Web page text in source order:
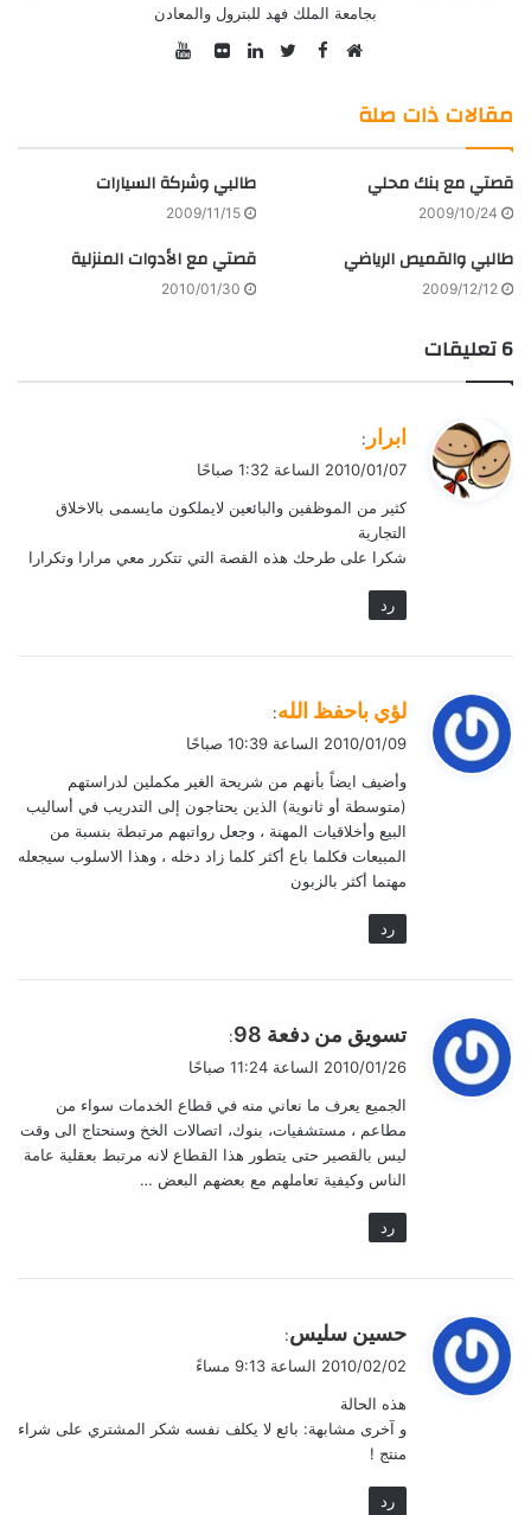
بجامعة الملك فهد للبترول والمعادن
Facebook
مقالات ذات صلة
قصتي مع بنك محلي
2009/10/24
طالبي وشركة السيارات
2009/11/15
طالبي والقميص الرياضي
2009/12/12
قصتي مع الأدوات المنزلية
2010/01/30
‫6 تعليقات
ي
ق
ل
ابرار :
2010/01/07 الساعة 1:32 صباحًا
كثير من الموظفين والبائعين لايملكون مايسمى بالاخلاق
التجارية
شكرا على طرحك هذه القصة التي تتكرر معي مرارا وتكرارا
رد
ي
ق
ل
لؤي باحفظ الله:
2010/01/09 الساعة 10:39 صباحًا
وأضيف ايضاً بأنهم من شريحة الغير مكملين لدراستهم
(متوسطة أو ثانوية) الذين يحتاجون إلى التدريب في أساليب
البيع وأخلاقيات المهنة ، وجعل رواتبهم مرتبطة بنسبة من
المبيعات فكلما باع أكثر كلما زاد دخله ، وهذا الاسلوب سيجعله
مهتما أكثر بالزبون
رد
ي
ق
ل
تسويق من دفعة 98
:
2010/01/26 الساعة 11:24 صباحًا
الجميع يعرف ما نعاني منه في قطاع الخدمات سواء من
مطاعم ، مستشفيات، بنوك، اتصالات الخخ وسنحتاج الى وقت
ليس بالقصير حتى يتطور هذا القطاع لانه مرتبط بعقلية عامة
الناس وكيفية تعاملهم مع بعضهم البعض …
رد
ي
ق
ل
حسين سليس:
2010/02/02 الساعة 9:13 مساءً
هذه الحالة
و آخرى مشابهة: بائع لا يكلف نفسه شكر المشتري على شراء
منتج !
رد